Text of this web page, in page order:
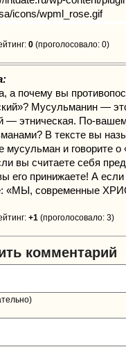
0 (проголосовало: 0)
а почему вы
Мусульманин —
— этническая. По-
В тексте вы
мусульман и говорите
вы считаете себя
его принижаете! А
«МЫ, современные
+1 (проголосовало: 3)
комментарий